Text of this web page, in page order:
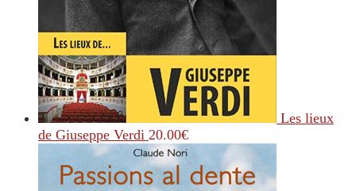
Les lieux
de Giuseppe Verdi 20.00€